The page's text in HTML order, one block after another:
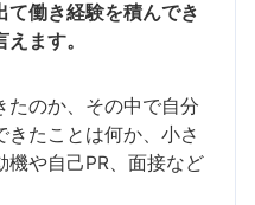
て働き経験を積んでき
ます。
たのか、その中で自分
たことは何か、小さ
機や自己PR、面接など